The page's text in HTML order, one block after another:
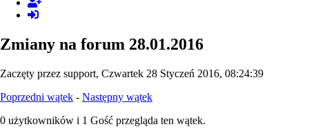
Zmiany na forum 28.01.2016
Zaczęty przez support, Czwartek 28 Styczeń 2016, 08:24:39
Poprzedni wątek - Następny wątek
0 użytkowników i 1 Gość przegląda ten wątek.